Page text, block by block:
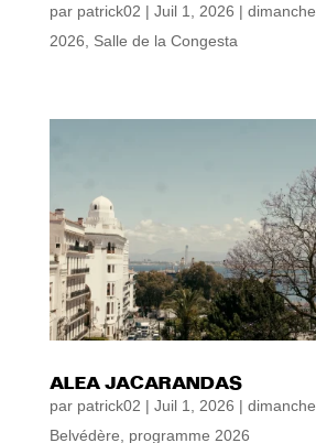
par patrick02 | Juil 1, 2026 | dimanche
2026
Salle de la Congesta
ALEA JACARANDAS
par patrick02 | Juil 1, 2026 | dimanche
Belvédère
programme 2026